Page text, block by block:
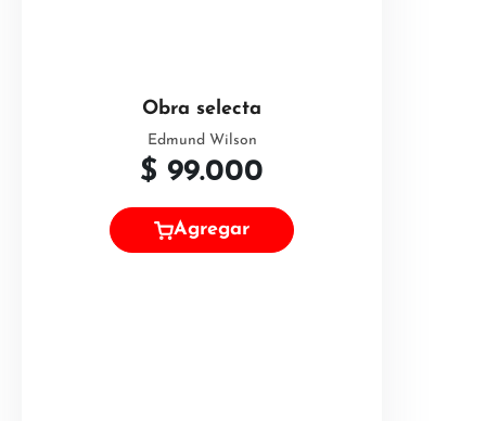
Obra selecta
Edmund Wilson
$ 99.000
Agregar